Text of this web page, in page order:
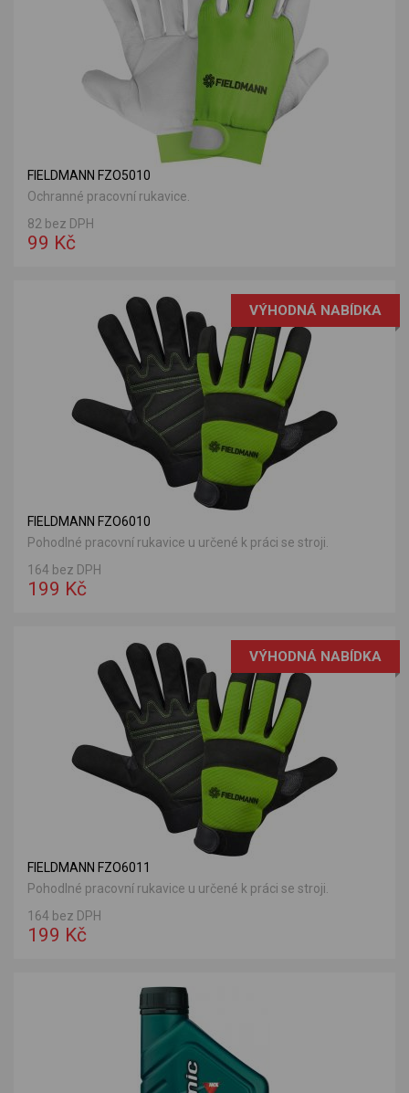
FIELDMANN FZO5010
Ochranné pracovní rukavice.
82 bez DPH
99 Kč
VÝHODNÁ NABÍDKA
FIELDMANN FZO6010
Pohodlné pracovní rukavice u určené k práci se stroji.
164 bez DPH
199 Kč
VÝHODNÁ NABÍDKA
FIELDMANN FZO6011
Pohodlné pracovní rukavice u určené k práci se stroji.
164 bez DPH
199 Kč